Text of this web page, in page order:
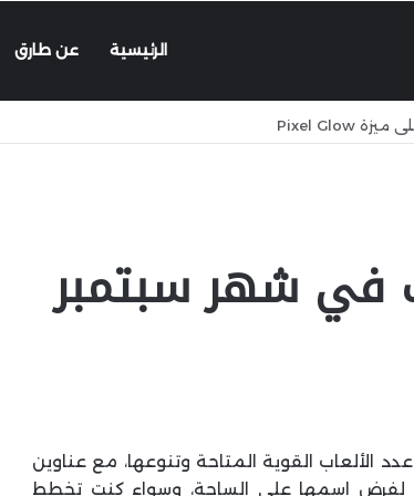
الرئيسية عن طارق
في شهر سبتمبر
سبتمبر هو أضخم شهور 2024 من حيث عدد الألعاب القوية المتاحة وتنوعها، مع عناوين
لفرض اسمها على الساحة، وسواء كنت تخطط